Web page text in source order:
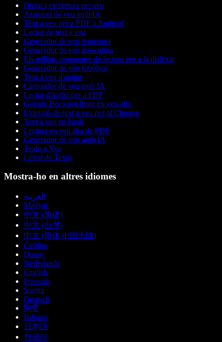
Dictat i escriptura per veu
Assistent de veu amb IA
Text a veu per a PDF a Android
Lector de text a veu
Generador de veu femenina
Generador de veu masculina
Els millors programes de lectura per a la dislèxia
Generador de veu robòtica
Text a veu d'anime
Canviador de veu amb IA
Lector d'àudio per a PDF
Google Docs pot llegir en veu alta
Extensió de text a veu per al Chrome
Text a veu en hindi
Lectura en veu alta de PDF
Generador de veu amb IA
Texto a Voz
Leitor de Texto
Mostra-ho en altres idiomes
العربية
Magyar
中文 (简体)
中文 (台灣)
中文 (简体 中国大陆)
Čeština
Dansk
Nederlands
English
Français
Suomi
Deutsch
हिन्दी
Italiano
日本語
한국어